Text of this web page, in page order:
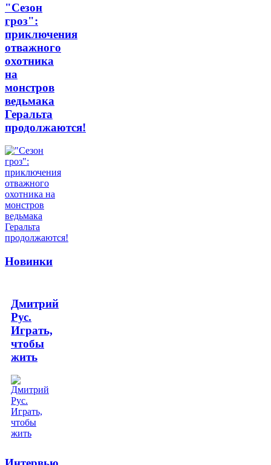
"Сезон
гроз":
приключения
отважного
охотника
на
монстров
ведьмака
Геральта
продолжаются!
Новинки
Дмитрий
Рус.
Играть,
чтобы
жить